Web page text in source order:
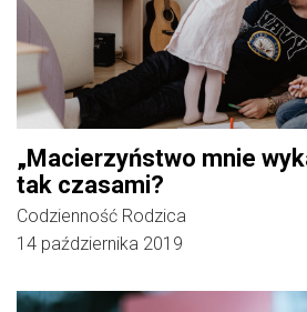
„Macierzyństwo mnie
tak czasami?
Codzienność Rodzica
14 października 2019